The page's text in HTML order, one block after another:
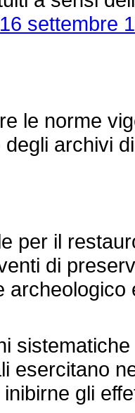
settembre
le norme
archivi
il
di
esercitano
gli